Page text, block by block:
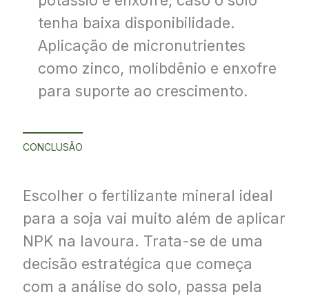
tenha baixa disponibilidade.
Aplicação de micronutrientes
como zinco, molibdênio e enxofre
para suporte ao crescimento.
CONCLUSÃO
Escolher o fertilizante mineral ideal
para a soja vai muito além de aplicar
NPK na lavoura. Trata-se de uma
decisão estratégica que começa
com a análise do solo, passa pela